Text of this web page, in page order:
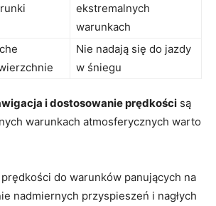
ekstremalnych
warunkach
Nie nadają się do jazdy
‍w śniegu
i dostosowanie prędkości są
warunkach atmosferycznych warto
do warunków ‍panujących ⁢na
nadmiernych przyspieszeń i nagłych